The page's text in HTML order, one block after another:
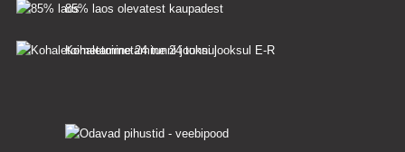
85% laos olevatest kaupadest
Kohaletoimetamine 24 tunni jooksul E-R